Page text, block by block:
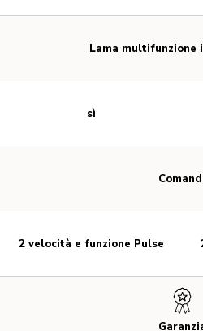
Lama multifunzione
sì
2 velocità e funzione Pulse